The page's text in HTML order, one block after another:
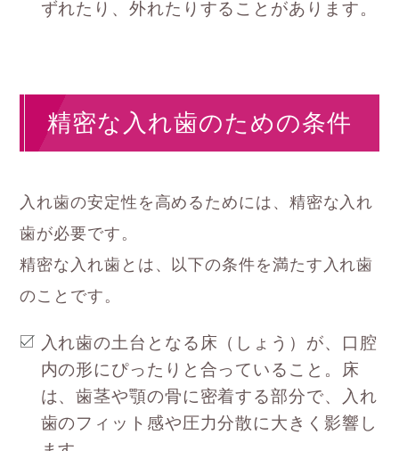
ずれたり、外れたりすることがあります。
精密な入れ歯のための条件
入れ歯の安定性を高めるためには、精密な入れ
歯が必要です。
精密な入れ歯とは、以下の条件を満たす入れ歯
のことです。
入れ歯の土台となる床（しょう）が、口腔
内の形にぴったりと合っていること。床
は、歯茎や顎の骨に密着する部分で、入れ
歯のフィット感や圧力分散に大きく影響し